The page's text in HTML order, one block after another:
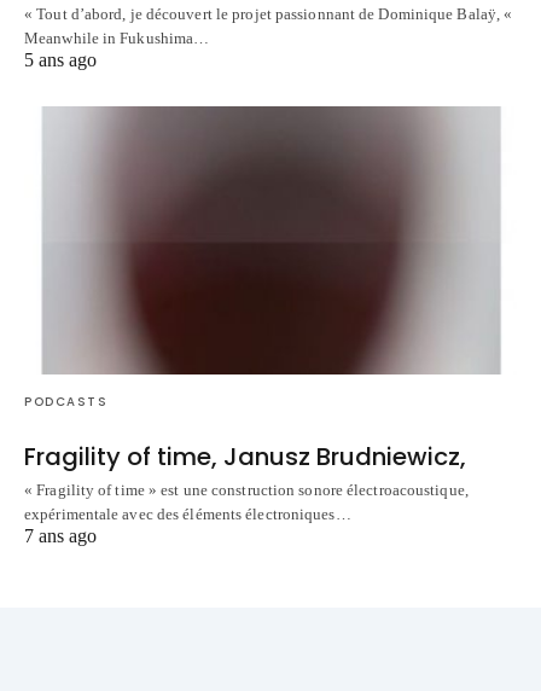
« Tout d’abord, je découvert le projet passionnant de Dominique Balaÿ, «
Meanwhile in Fukushima…
5 ans ago
PODCASTS
Fragility of time, Janusz Brudniewicz,
« Fragility of time » est une construction sonore électroacoustique,
expérimentale avec des éléments électroniques…
7 ans ago